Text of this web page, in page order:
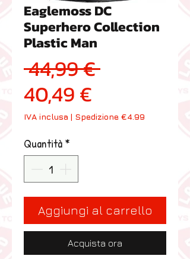
Eaglemoss DC
Superhero Collection
Plastic Man
44,99 € Prezzo
40,49 €
IVA inclusa | Spedizione €4.99
Quantità*
Aggiungi al carrello
Acquista ora